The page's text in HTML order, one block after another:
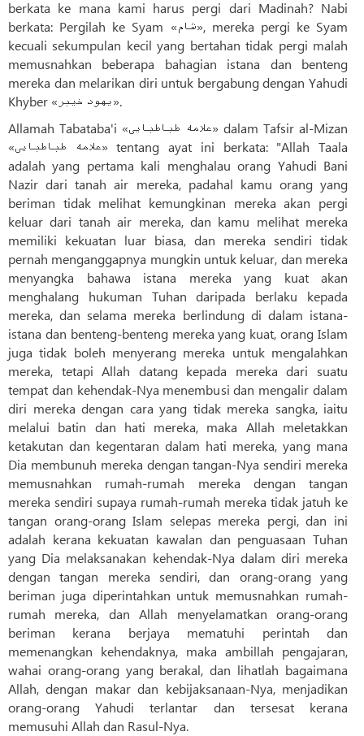
berkata ke mana kami harus pergi dari Madinah? Nabi
berkata: Pergilah ke Syam «شام», mereka pergi ke Syam
kecuali sekumpulan kecil yang bertahan tidak pergi malah
memusnahkan beberapa bahagian istana dan benteng
mereka dan melarikan diri untuk bergabung dengan Yahudi
Khyber «یهود خیبر».
Allamah Tabataba'i «علامه طباطبایی» dalam Tafsir al-Mizan
«علامه طباطبایی» tentang ayat ini berkata: "Allah Taala
adalah yang pertama kali menghalau orang Yahudi Bani
Nazir dari tanah air mereka, padahal kamu orang yang
beriman tidak melihat kemungkinan mereka akan pergi
keluar dari tanah air mereka, dan kamu melihat mereka
memiliki kekuatan luar biasa, dan mereka sendiri tidak
pernah menganggapnya mungkin untuk keluar, dan mereka
menyangka bahawa istana mereka yang kuat akan
menghalang hukuman Tuhan daripada berlaku kepada
mereka, dan selama mereka berlindung di dalam istana-
istana dan benteng-benteng mereka yang kuat, orang Islam
juga tidak boleh menyerang mereka untuk mengalahkan
mereka, tetapi Allah datang kepada mereka dari suatu
tempat dan kehendak-Nya menembusi dan mengalir dalam
diri mereka dengan cara yang tidak mereka sangka, iaitu
melalui batin dan hati mereka, maka Allah meletakkan
ketakutan dan kegentaran dalam hati mereka, yang mana
Dia membunuh mereka dengan tangan-Nya sendiri mereka
memusnahkan rumah-rumah mereka dengan tangan
mereka sendiri supaya rumah-rumah mereka tidak jatuh ke
tangan orang-orang Islam selepas mereka pergi, dan ini
adalah kerana kekuatan kawalan dan penguasaan Tuhan
yang Dia melaksanakan kehendak-Nya dalam diri mereka
dengan tangan mereka sendiri, dan orang-orang yang
beriman juga diperintahkan untuk memusnahkan rumah-
rumah mereka, dan Allah menyelamatkan orang-orang
beriman kerana berjaya mematuhi perintah dan
memenangkan kehendaknya, maka ambillah pengajaran,
wahai orang-orang yang berakal, dan lihatlah bagaimana
Allah, dengan makar dan kebijaksanaan-Nya, menjadikan
orang-orang Yahudi terlantar dan tersesat kerana
memusuhi Allah dan Rasul-Nya.